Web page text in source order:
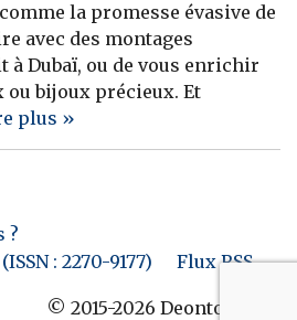
la promesse évasive de
avec des montages
à Dubaï, ou de vous enrichir
ou bijoux précieux. Et
plus »
?
: 2270-9177)
Flux RSS
© 2015-2026 Deontofi.com